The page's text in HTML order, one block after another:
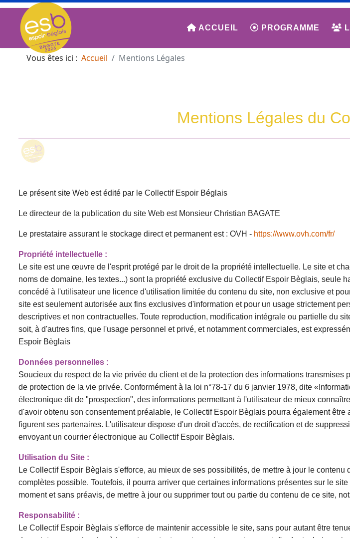
ACCUEIL PROGRAMME
Vous êtes ici : Accueil Mentions Légales
Mentions Légales du
Le présent site Web est édité par le Collectif Espoir Béglais
Le directeur de la publication du site Web est Monsieur Christian BAGATE
Le prestataire assurant le stockage direct et permanent est : OVH - https://www.ovh.com/fr/
Propriété intellectuelle :
Le site est une œuvre de l'esprit protégé par le droit de la propriété intellectuelle. Le site et
noms de domaine, les textes...) sont la propriété exclusive du Collectif Espoir Bèglais,
concédé à l'utilisateur une licence d'utilisation limitée du contenu du site, non exclusive et
site est seulement autorisée aux fins exclusives d'information et pour un usage strictement
descriptives et non contractuelles. Toute reproduction, modification intégrale ou partielle du
soit, à d'autres fins, que l'usage personnel et privé, et notamment commerciales, est
Espoir Bèglais
Données personnelles :
Soucieux du respect de la vie privée du client et de la protection des informations transmises
de protection de la vie privée. Conformément à la loi n°78-17 du 6 janvier 1978, dite
électronique dit de "prospection", des informations permettant à l'utilisateur de mieux
d'avoir obtenu son consentement préalable, le Collectif Espoir Bèglais pourra également être
figurent ses partenaires. L'utilisateur dispose d'un droit d'accès, de rectification et de
envoyant un courrier électronique au Collectif Espoir Bèglais.
Utilisation du Site :
Le Collectif Espoir Bèglais s'efforce, au mieux de ses possibilités, de mettre à jour le
complètes possible. Toutefois, il pourra arriver que certaines informations présentes sur le
moment et sans préavis, de mettre à jour ou supprimer tout ou partie du contenu de ce site,
Responsabilité :
Le Collectif Espoir Bèglais s'efforce de maintenir accessible le site, sans pour autant être